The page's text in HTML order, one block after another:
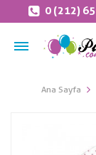
0 (212)
Ana Sayfa